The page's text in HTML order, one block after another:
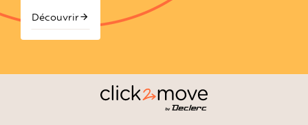
orientées vers
la fiabilité, la
exactement
ce que
recherchent
acheter
avec
click2move
650.000
Belges
achetant
d’occasion.
Découvrir